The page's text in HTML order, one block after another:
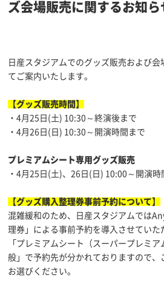
GOODS
ズ会場販売に関するお知ら
日産スタジアムでのグッズ販売および
てご案内いたします。
【グッズ販売時間】
・4月25日(土) 10:30～終演後まで
・4月26日(日) 10:30～開演時間まで
プレミアムシート専用グッズ販売
・4月25日(土)、26日(日) 10:00～開演時
【グッズ購入整理券事前予約について】
混雑緩和のため、日産スタジアムでは
理券」による事前予約を導入させていた
「プレミアムシート（スーパープレミ
般」で予約先が分かれておりますので、
お選びください。